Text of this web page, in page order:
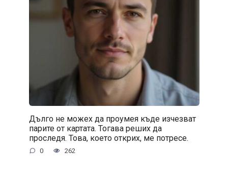
Дълго не можех да проумея къде изчезват
парите от картата. Тогава реших да
проследя. Това, което открих, ме потресе.
0 262